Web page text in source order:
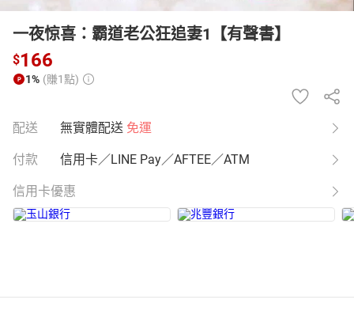
一夜惊喜：霸道老公狂追妻1【有聲書】
$166
1% (賺1點)
配送 無實體配送 免運
付款 信用卡／LINE Pay／AFTEE／ATM
信用卡優惠